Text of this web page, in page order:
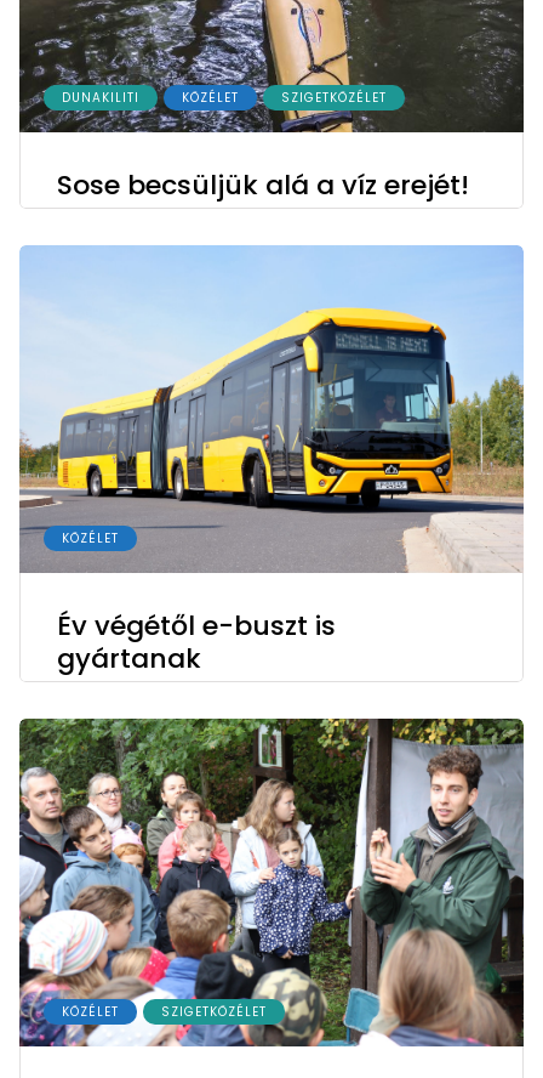
DUNAKILITI KÖZÉLET SZIGETKÖZÉLET
Sose becsüljük alá a víz erejét!
KÖZÉLET
Év végétől e-buszt is
gyártanak
KÖZÉLET SZIGETKÖZÉLET